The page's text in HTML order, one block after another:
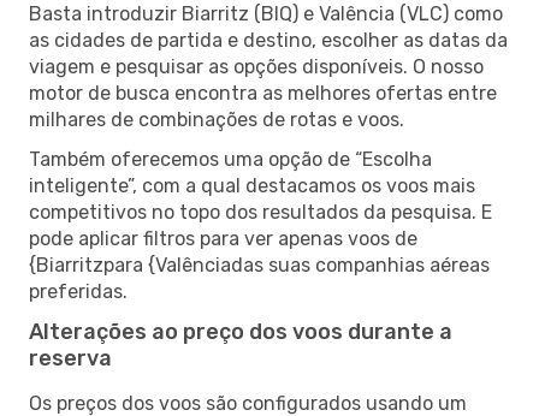
Basta introduzir Biarritz (BIQ) e Valência (VLC) como
as cidades de partida e destino, escolher as datas da
viagem e pesquisar as opções disponíveis. O nosso
motor de busca encontra as melhores ofertas entre
milhares de combinações de rotas e voos.
Também oferecemos uma opção de “Escolha
inteligente”, com a qual destacamos os voos mais
competitivos no topo dos resultados da pesquisa. E
pode aplicar filtros para ver apenas voos de
{Biarritzpara {Valênciadas suas companhias aéreas
preferidas.
Alterações ao preço dos voos durante a
reserva
Os preços dos voos são configurados usando um